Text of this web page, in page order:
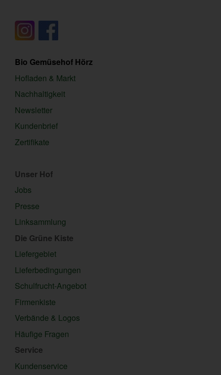
Bio Gemüsehof Hörz
Hofladen & Markt
Nachhaltigkeit
Newsletter
Kundenbrief
Zertifikate
Unser Hof
Jobs
Presse
Linksammlung
Die Grüne Kiste
Liefergebiet
Lieferbedingungen
Schulfrucht-Angebot
Firmenkiste
Verbände & Logos
Häufige Fragen
Service
Kundenservice